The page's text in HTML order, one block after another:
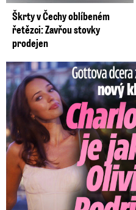
Škrty v Čechy oblíbeném
řetězci: Zavřou stovky
prodejen
Gottova dcera zveřejnila nový